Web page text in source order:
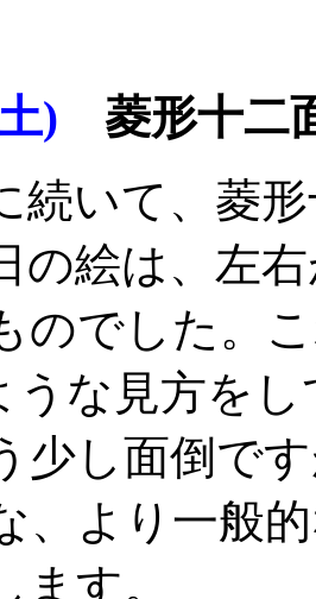
) 菱形十二
いて、菱
の絵は、左
のでした。
うな見方を
少し面倒で
、より一般
ます。